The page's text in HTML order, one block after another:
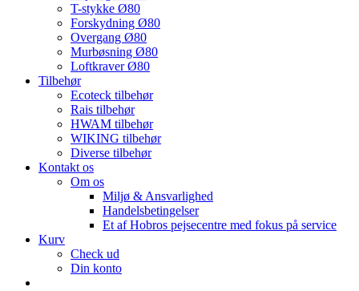
T-stykke Ø80
Forskydning Ø80
Overgang Ø80
Murbøsning Ø80
Loftkraver Ø80
Tilbehør
Ecoteck tilbehør
Rais tilbehør
HWAM tilbehør
WIKING tilbehør
Diverse tilbehør
Kontakt os
Om os
Miljø & Ansvarlighed
Handelsbetingelser
Et af Hobros pejsecentre med fokus på service
Kurv
Check ud
Din konto